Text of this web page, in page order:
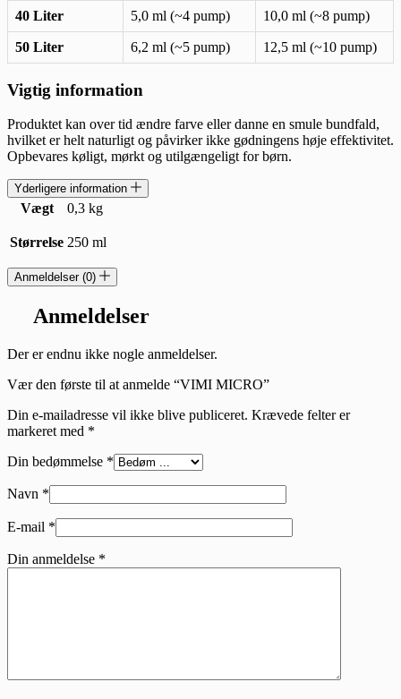
40 Liter 5,0 ml (~4 pump) 10,0 ml (~8 pump)
50 Liter 6,2 ml (~5 pump) 12,5 ml (~10 pump)
Vigtig information
Produktet kan over tid ændre farve eller danne en smule bundfald,
hvilket er helt naturligt og påvirker ikke gødningens høje effektivitet.
Opbevares køligt, mørkt og utilgængeligt for børn.
Yderligere information
Vægt 0,3 kg
Størrelse 250 ml
Anmeldelser (0)
Anmeldelser
Der er endnu ikke nogle anmeldelser.
Vær den første til at anmelde “VIMI MICRO”
Din e-mailadresse vil ikke blive publiceret. Krævede felter er
markeret med *
Din bedømmelse *
Navn *
E-mail *
Din anmeldelse *